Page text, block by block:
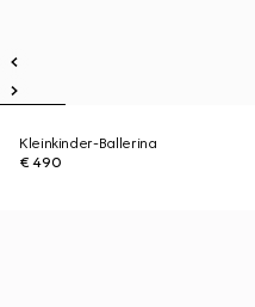
Kleinkinder-Ballerina
€ 490